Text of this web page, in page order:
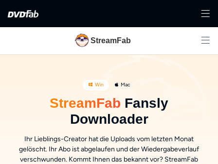
StreamFab
Win Mac
StreamFab Fansly
Downloader
Ihr Lieblings-Creator hat die Uploads vom letzten Monat
gelöscht. Ihr Abo ist abgelaufen und der Wiedergabeverlauf
verschwunden. Kommt Ihnen das bekannt vor? StreamFab